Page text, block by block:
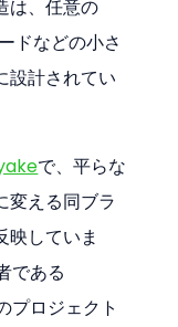
は、任意の
ドなどの小さ
設計されてい
で、平らな
変える同ブラ
映していま
である
ロジェクト